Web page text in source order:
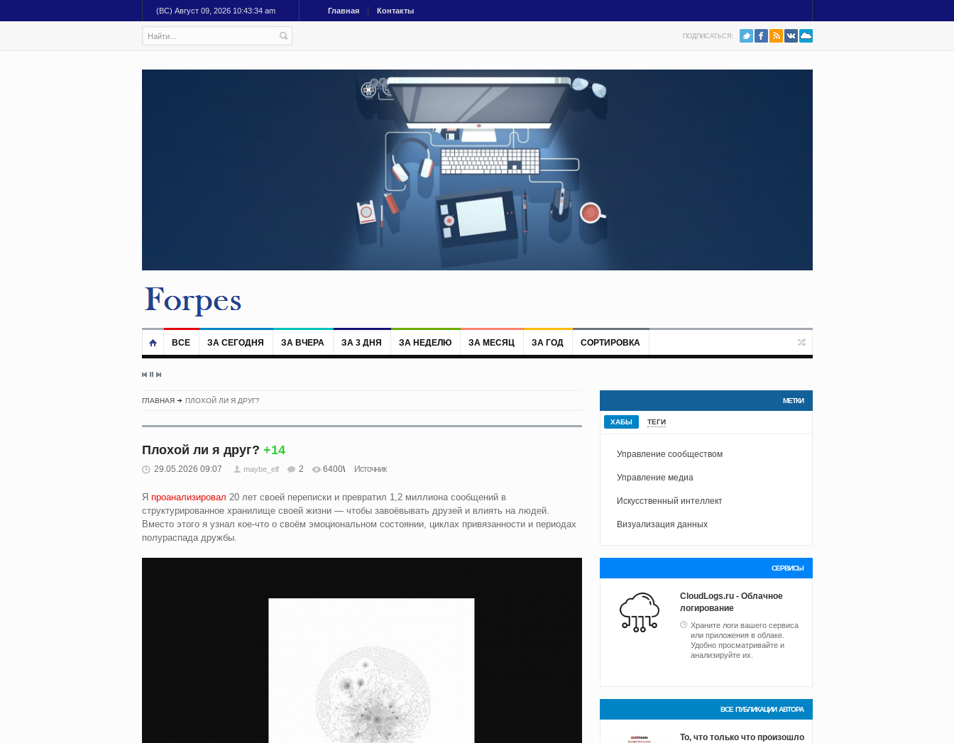
(ВС) Август 09, 2026 10:43:35 am Главная Контакты
ПОДПИСАТЬСЯ:
ВСЕ ЗА СЕГОДНЯ ЗА ВЧЕРА ЗА 3 ДНЯ ЗА НЕДЕЛЮ ЗА МЕСЯЦ ЗА ГОД СОРТИРОВКА
ГЛАВНАЯ ПЛОХОЙ ЛИ Я ДРУГ?
Плохой ли я друг? +14
29.05.2026 09:07 maybe_elf 2 6400 Источник
Я проанализировал 20 лет своей переписки и превратил 1,2 миллиона сообщений в
структурированное хранилище своей жизни — чтобы завоёвывать друзей и влиять на людей.
Вместо этого я узнал кое-что о своём эмоциональном состоянии, циклах привязанности и периодах
полураспада дружбы.
МЕТКИ
ХАБЫ ТЕГИ
Управление сообществом
Управление медиа
Искусственный интеллект
Визуализация данных
СЕРВИСЫ
CloudLogs.ru - Облачное
логирование
Храните логи вашего сервиса
или приложения в облаке.
Удобно просматривайте и
анализируйте их.
ВСЕ ПУБЛИКАЦИИ АВТОРА
То, что только что произошло